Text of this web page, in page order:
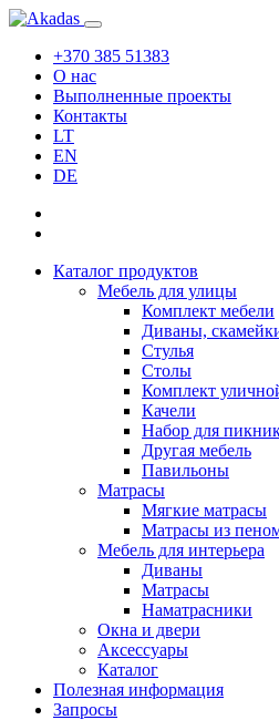
+370 385 51383
О нас
Выполненные проекты
Контакты
LT
EN
DE
Каталог продуктов
Мебель для улицы
Комплект мебели
Диваны,
Стулья
Столы
Комплект
Качели
Набор для
Другая мебель
Павильоны
Матрасы
Мягкие матрасы
Матрасы из
Мебель для интерьера
Диваны
Матрасы
Наматрасники
Окна и двери
Аксессуары
Каталог
Полезная информация
Запросы